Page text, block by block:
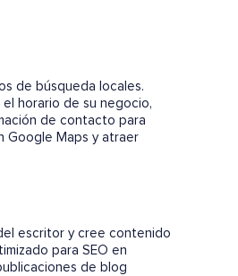
de búsqueda locales.
horario de su negocio,
de contacto para
Google Maps y atraer
escritor y cree contenido
para SEO en
de blog